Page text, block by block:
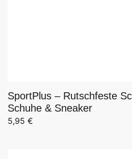
SportPlus – Rutschfeste
Schuhe & Sneaker
5,95 €